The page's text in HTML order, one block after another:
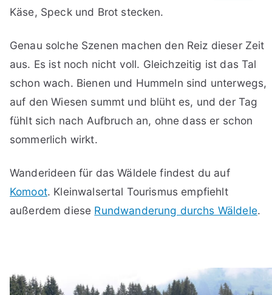
Käse, Speck und Brot stecken.
Genau solche Szenen machen den Reiz dieser Zeit
aus. Es ist noch nicht voll. Gleichzeitig ist das Tal
schon wach. Bienen und Hummeln sind unterwegs,
auf den Wiesen summt und blüht es, und der Tag
fühlt sich nach Aufbruch an, ohne dass er schon
sommerlich wirkt.
Wanderideen für das Wäldele findest du auf
Komoot. Kleinwalsertal Tourismus empfiehlt
außerdem diese Rundwanderung durchs Wäldele.